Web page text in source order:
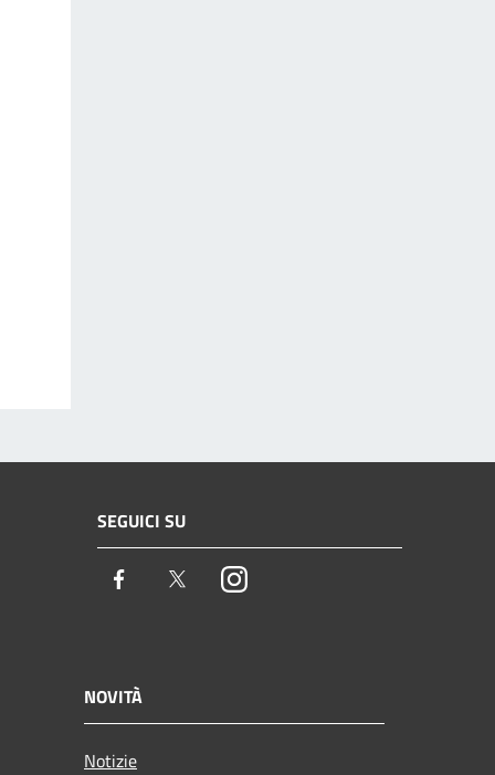
SEGUICI SU
Facebook TwitterInstagram
NOVITÀ
Notizie